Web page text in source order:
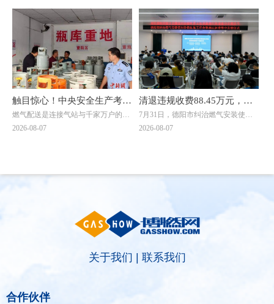
与代价。以下小编从燃气企业视角，
对河北“煤改气燃气企业”的经营现
状、核心困境、未来出路三个维度展
开分析。
查；经安徽省监委指定管辖，接受太
和县监委监察调查。（安徽省能源集
团有限公司纪委、太和县纪委监委）
触目惊心！中央安全生产考核
巡查组暗访云南：液化气瓶装
燃气配送是连接气站与千家万户的关
键环节，但在此次明查暗访中，却成
液化石油气，超量存储4倍以上。当
考核巡查组专家询问为何超量存储
时，供应站负责人支支吾吾，无法给
2026-08-07
清退违规收费88.45万元，惠
及群众4000余户！德阳市举
7月31日，德阳市纠治燃气安装使用
价格乱象工作会暨惠民退费集中发放
亮出退费成绩，为7位退费群众代表
发放退费凭证，相关燃气企业同步为
另外7名群众现场办理退费，以现金
当天，全市累计清退违规收费88.45万
2026-08-07
关于我们 联系我们
合作伙伴